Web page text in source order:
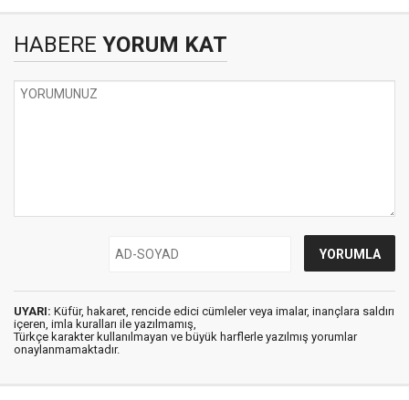
HABERE YORUM KAT
UYARI: Küfür, hakaret, rencide edici cümleler veya imalar, inançlara saldırı
içeren, imla kuralları ile yazılmamış,
Türkçe karakter kullanılmayan ve büyük harflerle yazılmış yorumlar
onaylanmamaktadır.